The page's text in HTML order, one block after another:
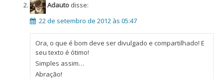
Adauto disse:
22 de setembro de 2012 às 05:47
Ora, o que é bom deve ser divulgado e compartilhado! E
seu texto é ótimo!
Simples assim…
Abração!